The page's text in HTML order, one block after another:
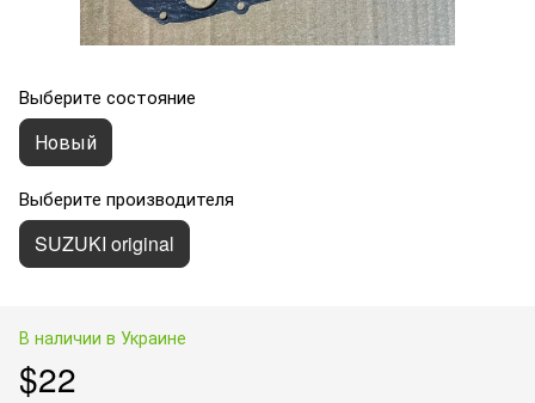
Выберите состояние
Новый
Выберите производителя
SUZUKI original
В наличии в Украине
$22